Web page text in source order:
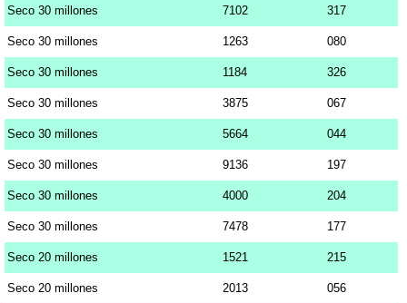
Seco 30 millones 7102 317
Seco 30 millones 1263 080
Seco 30 millones 1184 326
Seco 30 millones 3875 067
Seco 30 millones 5664 044
Seco 30 millones 9136 197
Seco 30 millones 4000 204
Seco 30 millones 7478 177
Seco 20 millones 1521 215
Seco 20 millones 2013 056